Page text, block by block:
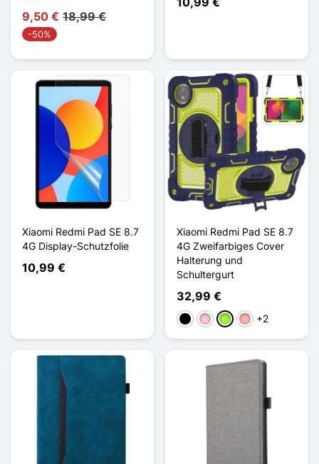
9,50 € 18,99 €
-50%
Xiaomi Redmi Pad SE 8.7
4G Display-Schutzfolie
10,99 €
Xiaomi Redmi Pad SE 8.7
4G Zweifarbiges Cover
Halterung und
Schultergurt
32,99 €
Schwarz
PinkApfelgrün
Roségold
+2